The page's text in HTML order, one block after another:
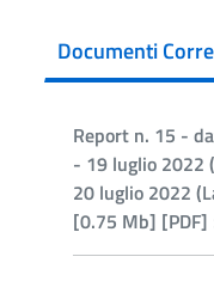
Documenti
Report n. 15 -
- 19 luglio 2022
20 luglio 2022
[0.75 Mb] [PDF]